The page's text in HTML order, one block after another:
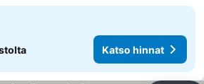
Katso hinnat